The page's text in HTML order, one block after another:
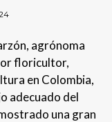
agrónoma
floricultor,
en Colombia,
adecuado del
una gran